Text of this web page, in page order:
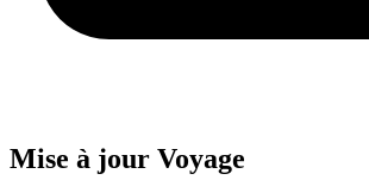
Mise à jour Voyage